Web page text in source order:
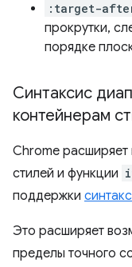
:target-
прокрутки,
порядке
Синтаксис
контейнерам
Chrome
стилей и функции
поддержки
Это расширяет
пределы точного